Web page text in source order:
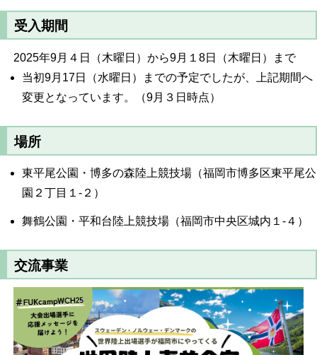
受入期間
2025年9月４日（木曜日）から9月１8日（木曜日）まで
当初9月17日（水曜日）までの予定でしたが、上記期間へ
変更となっています。（9月３日時点）
場所
東平尾公園・博多の森陸上競技場（福岡市博多区東平尾公
園２丁目１-２）
舞鶴公園・平和台陸上競技場（福岡市中央区城内１-４）
交流事業